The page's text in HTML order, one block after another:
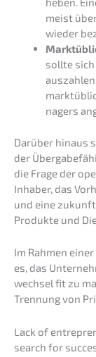
meist
wieder
sollte
na­gers
Darüber hinaus
der
die Frage der
Inhaber, das
und eine
Produk­te und
Im Rahmen
es, das
wechsel fit zu
Trennung von
Lack of
search for